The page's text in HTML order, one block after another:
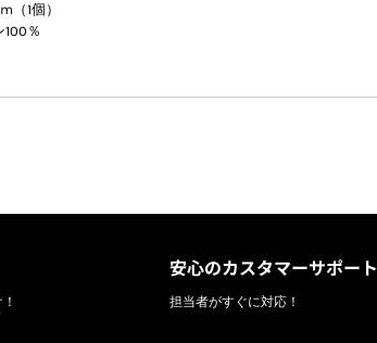
（1個）
100％
安心のカスタマーサポート
担当者がすぐに対応！